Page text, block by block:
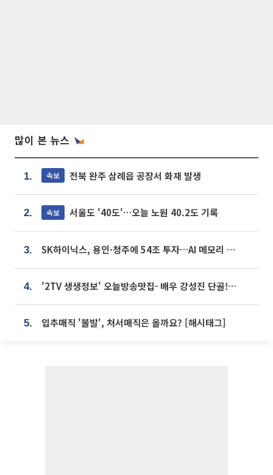
많이 본 뉴스
1. 속보 전북 완주 삼례읍 공장서 화재 발생
2. 속보 서울도 '40도'…오늘 노원 40.2도 기록
3. SK하이닉스, 용인·청주에 54조 투자…AI 메모리 생산기지 키운다
4. '2TV 생생정보' 오늘방송맛집- 배우 강성진 단골! 쌀국수ㆍ푸팟퐁 커리 맛집 '블○○○'
5. 입추매직 '불발', 처서매직은 올까요? [해시태그]